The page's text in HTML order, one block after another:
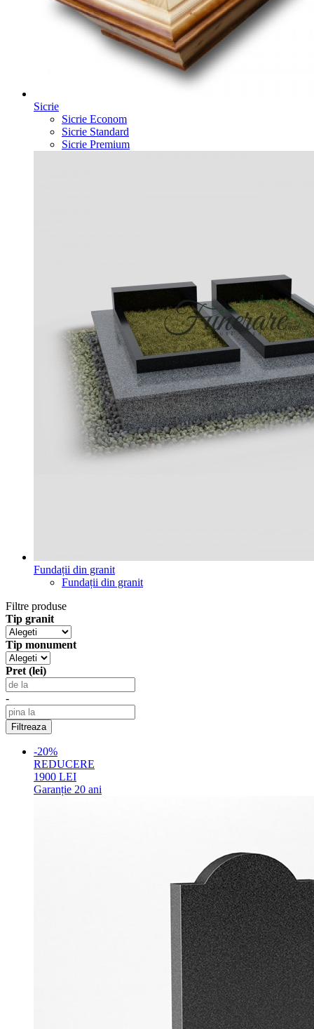
Sicrie
Sicrie Econom
Sicrie Standard
Sicrie Premium
Fundații din granit
Fundații din granit
Filtre produse
Tip granit
Tip monument
Pret (lei)
-
-20%
REDUCERE
1900 LEI
Garanție 20 ani